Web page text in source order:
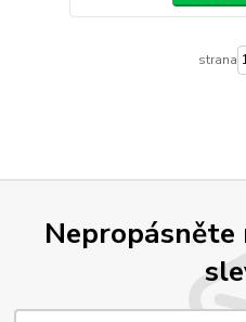
strana
Nepropásněte